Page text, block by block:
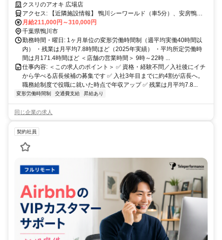
｜残業月7.8h
クスリのアオキ 広場店
アクセス: 【近隣施設情報】 鴨川シーワールド（車5分）、安房鴨川
駅（車3分）、亀田総合病院（車5分） 【近隣学校情報】 亀田医療大
学（車5分）
月給211,000円～310,000円
千葉県鴨川市
勤務時間・曜日: 1ヶ月単位の変形労働時間制（週平均実働40時間以
内） ・残業は月平均7.8時間ほど（2025年実績） ・平均所定労働時
間は月171.4時間ほど ＜店舗の営業時間＞ 9時～22時 ...
仕事内容: ＜この求人のポイント＞ ✅ 資格・経験不問／入社後にイチ
から学べる店長候補の募集です ✅ 入社3年目までに約4割が店長へ。
職務給制度で役職に就いた時点で年収アップ ✅ 残業は月平均7.8...
変形労働時間制 交通費支給 昇給あり
同じ企業の求人
契約社員